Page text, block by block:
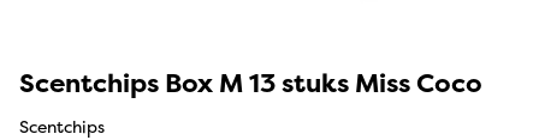
Scentchips Box M 13 stuks Miss Coco
Scentchips